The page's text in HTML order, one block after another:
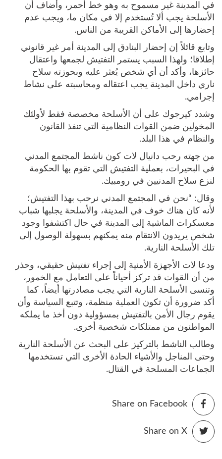
في المدينة غير مسموح به وهو خط أحمر، وأضاف أن
الأسلحة يجب ألا تُستخدم إلا في مكان ما، ويجب عدم
إحضارها إلى الأماكن القريبة من الناس.
وتابع قائلاً إن إحضار البنادق إلى المدينة أمر غير قانوني
إطلاقا؛ ولهذا السبب يستمر التفتيش لجمعها واعتقال
حائزها، وأكد أن أي شخص يُعثر عليه وبحوزته سلاح
ناري داخل المدينة يجب اعتقاله ومحاسبته على نشاط
إجرامي.
وشدد كيرجوك على أن الأسلحة مخصصة فقط لأولئك
المخولين ضمن القوات النظامية التي تنفذ القانون
والنظام في هذا البلد.
من جهته رحب دانيال لات كون ناشط المجتمع المدني
في البحيرات، بعملية التفتيش التي تقوم بها الحكومة
لنزع سلاح المدنيين في رومبيك.
وقال: “نحن في المجتمع المدني نرحب بهذا التفتيش؛
لأنه كان هناك خوف في المدينة، والأسلحة يجلبها شباب
معسكرات الماشية إلى المدينة في حال اكتشفوا وجود
شخص يريدون الانتقام منه يمكنهم بسهولة الوصول إلى
تلك الأسلحة النارية.
ودعا لات الأجهزة الأمنية إلى إجراء تفتيش حقيقي، وحذر
من أن القوات قد تركز أحياناً على التعامل مع الخمور،
وتنسى الأسلحة النارية التي يجب مصادرتها أيضاً، كما
أكد ضرورة أن تكون العملية منظمة، وتتبع السياسة وأن
يقوم رجال الأمن بالتفتيش بمسؤولية دون أخذ ما يملكه
المواطنون من ممتلكات شخصية أخرى.
وطالب الناشط بالتركيز على البحث عن الأسلحة النارية
وحتى المناجل والأشياء الحادة الأخرى التي تستخدمها
الجماعات المسلحة في القتال.
Share on Facebook
Share on X